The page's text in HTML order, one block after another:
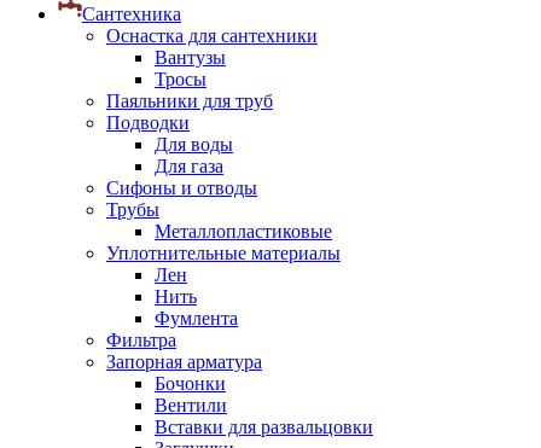
Сантехника
Оснастка для сантехники
Вантузы
Тросы
Паяльники для труб
Подводки
Для воды
Для газа
Сифоны и отводы
Трубы
Металлопластиковые
Уплотнительные материалы
Лен
Нить
Фумлента
Фильтра
Запорная арматура
Бочонки
Вентили
Вставки для развальцовки